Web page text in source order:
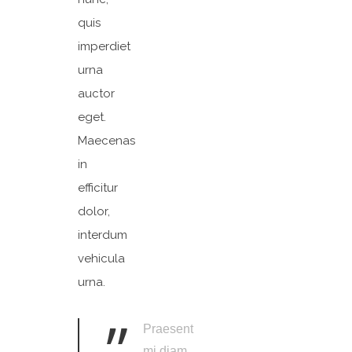
quis
imperdiet
urna
auctor
eget.
Maecenas
in
efficitur
dolor,
interdum
vehicula
urna.
Praesent